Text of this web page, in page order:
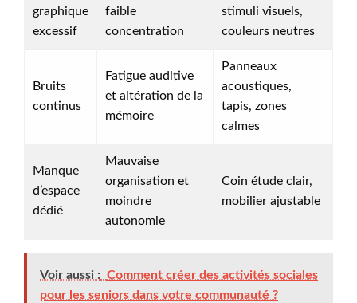
graphique
excessif
faible
concentration
stimuli visuels,
couleurs neutres
Bruits
continus
Fatigue auditive
et altération de la
mémoire
Panneaux
acoustiques,
tapis, zones
calmes
Manque
d’espace
dédié
Mauvaise
organisation et
moindre
autonomie
Coin étude clair,
mobilier ajustable
Voir aussi : Comment créer des activités sociales
pour les seniors dans votre communauté ?